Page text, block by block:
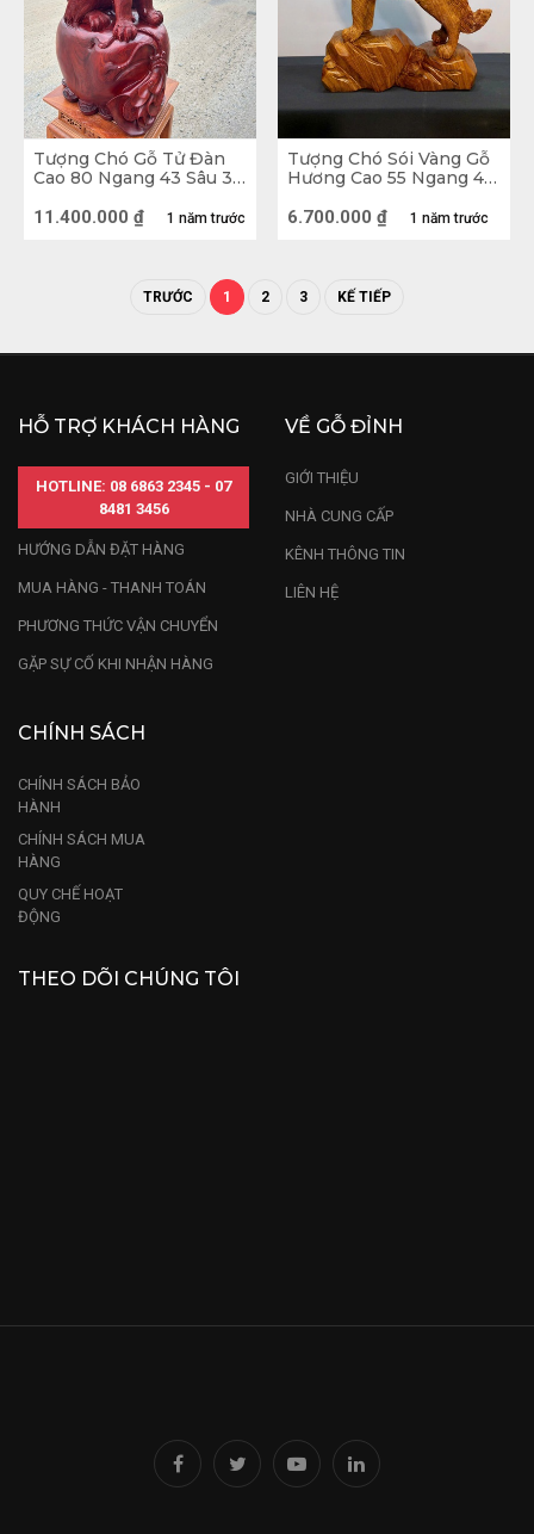
Tượng chó phong thủy gỗ Nu Việt
Tượng Chó Gỗ Tử Đàn
Cao 80 Ngang 43 Sâu 34
1 năm trước
11.400.000 ₫
Tượng Chó Sói Vàng Gỗ
Hương Cao 55 Ngang 43
1 năm trước
6.700.000 ₫
TRƯỚC 1 2 3 KẾ TIẾP
HỖ TRỢ KHÁCH HÀNG
HOTLINE: 08 6863 2345 - 07
8481 3456
HƯỚNG DẪN ĐẶT HÀNG
MUA HÀNG - THANH TOÁN
PHƯƠNG THỨC VẬN CHUYỂN
GẶP SỰ CỐ KHI NHẬN HÀNG
VỀ GỖ ĐỈNH
GIỚI THIỆU
NHÀ CUNG CẤP
KÊNH THÔNG TIN
LIÊN HỆ
CHÍNH SÁCH
CHÍNH SÁCH BẢO
HÀNH
CHÍNH SÁCH MUA
HÀNG
QUY CHẾ HOẠT
ĐỘNG
THEO DÕI CHÚNG TÔI